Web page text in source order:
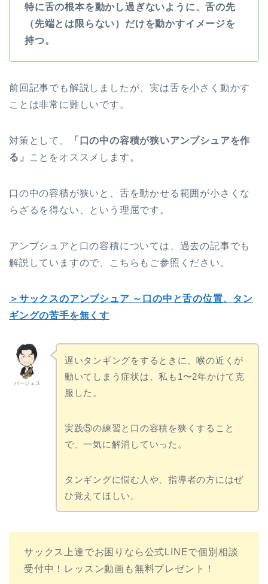
特に舌の根本を動かし過ぎないように、舌の先
（先端とは限らない）だけを動かすイメージを
持つ。
前回記事でも解説しましたが、実は舌を小さく動かす
ことは非常に難しいです。
対策として、
「口の中の容積が狭いアンブシュアを作
る」
ことをオススメします。
口の中の容積が狭いと、舌を動かせる範囲が小さくな
らざるを得ない、という理屈です。
アンブシュアと口の容積については、過去の記事でも
解説していますので、こちらもご参照ください。
＞サックスのアンブシュア ～口の中と舌の位置、タン
ギングの苦手を無くす
バージェス
遅いタンギングをするときに、喉の近くが
動いてしまう症状は、私も1〜2年かけて克
服した。
実践⑤の練習と口の容積を狭くすること
で、一気に解消していった。
タンギングに悩む人や、指導者の方にはぜ
ひ覚えてほしい。
サックス上達でお困りなら公式LINEで個別相談
受付中！レッスン動画も無料プレゼント！